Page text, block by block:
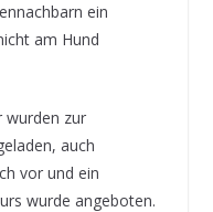
ein
am Hund
wurden zur
auch
vor und ein
wurde angeboten.